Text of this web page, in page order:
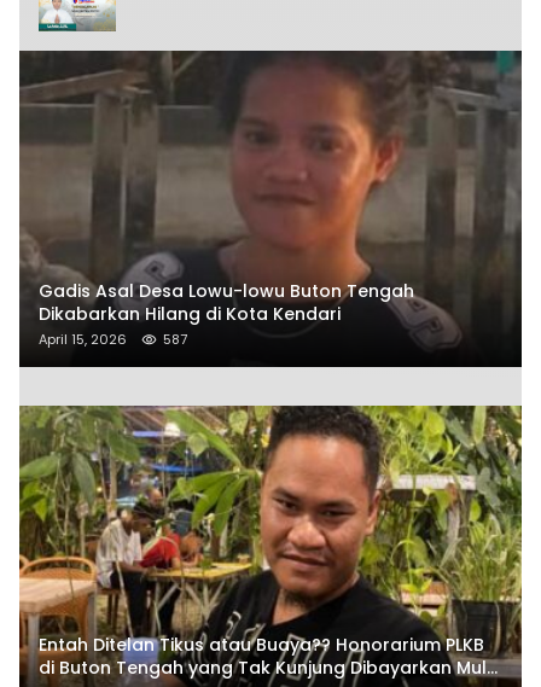
Gadis Asal Desa Lowu-lowu Buton Tengah
Dikabarkan Hilang di Kota Kendari
April 15, 2026 587
Entah Ditelan Tikus atau Buaya?? Honorarium PLKB
di Buton Tengah yang Tak Kunjung Dibayarkan Mulai